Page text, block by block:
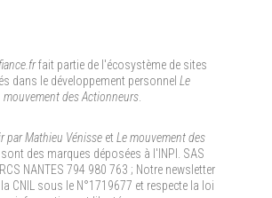
fait partie de l'écosystème de sites
dans le développement personnelLe
mouvement des Actionneurs.
par Mathieu Vénisse et Le mouvement des
sont des marques déposées à l'INPI. SAS
NANTES 794 980 763 ; Notre newsletter
CNIL sous le N°1719677 et respecte la loi